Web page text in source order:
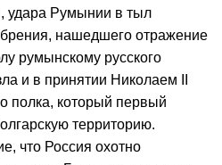
удара Румынии в тыл
нашедшего отражение
румынскому русского
и в принятии Николаем II
полка, кото­рый первый
территорию.
что Россия охотно